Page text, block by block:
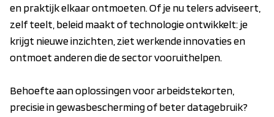
en praktijk elkaar ontmoeten. Of je nu telers adviseert,
zelf teelt, beleid maakt of technologie ontwikkelt: je
krijgt nieuwe inzichten, ziet werkende innovaties en
ontmoet anderen die de sector vooruithelpen.
Behoefte aan oplossingen voor arbeidstekorten,
precisie in gewasbescherming of beter datagebruik?